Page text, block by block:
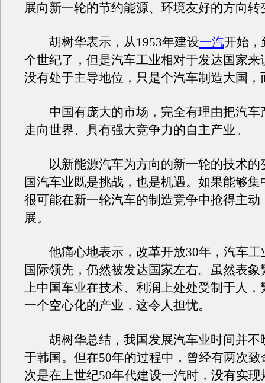
展向新一轮的节约能源、环境友好的方向转
胡树华表示，从1953年建设一汽开始，
个世纪了，但是汽车工业相对于发达国家来
没有处于主导地位，只是个汽车制造大国，
中国有庞大的市场，完全有理由把汽车
走向世界、具有强大竞争力的自主产业。
以新能源汽车为方向的新一轮的技术的
国汽车业既是挑战，也是机遇。如果能够集
很可能在新一轮汽车的制造竞争中抢得主动
展。
他痛心地表示，改革开放30年，汽车工
国际领先，仍然被发达国家左右。虽然表象
上中国车业在技术、利润上处处受制于人，
一个空心化的产业，这令人担忧。
胡树华总结，我国发展汽车业时间并不
于韩国。但在50年的过程中，曾经有两次
次是在上世纪50年代建设一汽时，没有实